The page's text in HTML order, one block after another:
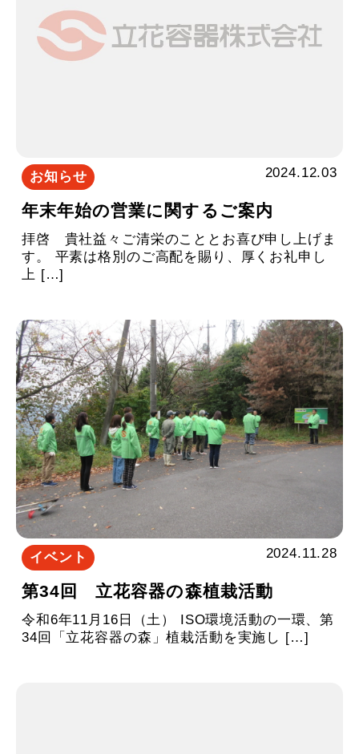
お知らせ 2024.12.03
年末年始の営業に関するご案内
拝啓 貴社益々ご清栄のこととお喜び申し上げま
す。 平素は格別のご高配を賜り、厚くお礼申し
上 […]
イベント 2024.11.28
第34回 立花容器の森植栽活動
令和6年11月16日（土） ISO環境活動の一環、第
34回「立花容器の森」植栽活動を実施し […]